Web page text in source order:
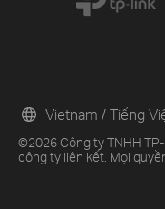
©2026 Công ty TNHH
công ty liên kết. Mọi
Vietnam / Tiếng